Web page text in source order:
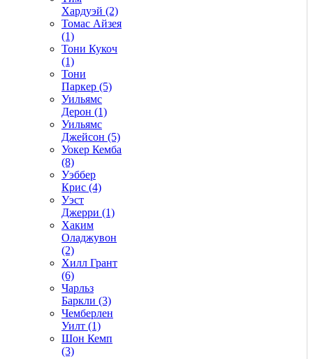
Хардуэй (2)
Томас Айзея
(1)
Тони Кукоч
(1)
Тони
Паркер (5)
Уильямс
Дерон (1)
Уильямс
Джейсон (5)
Уокер Кемба
(8)
Уэббер
Крис (4)
Уэст
Джерри (1)
Хаким
Оладжувон
(2)
Хилл Грант
(6)
Чарльз
Баркли (3)
Чемберлен
Уилт (1)
Шон Кемп
(3)